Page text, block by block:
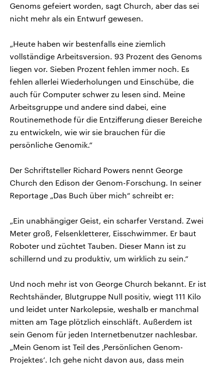
Genoms gefeiert worden, sagt Church, aber das sei
nicht mehr als ein Entwurf gewesen.
„Heute haben wir bestenfalls eine ziemlich
vollständige Arbeitsversion. 93 Prozent des Genoms
liegen vor. Sieben Prozent fehlen immer noch. Es
fehlen allerlei Wiederholungen und Einschübe, die
auch für Computer schwer zu lesen sind. Meine
Arbeitsgruppe und andere sind dabei, eine
Routinemethode für die Entzifferung dieser Bereiche
zu entwickeln, wie wir sie brauchen für die
persönliche Genomik.“
Der Schriftsteller Richard Powers nennt George
Church den Edison der Genom-Forschung. In seiner
Reportage „Das Buch über mich“ schreibt er:
„Ein unabhängiger Geist, ein scharfer Verstand. Zwei
Meter groß, Felsenkletterer, Eisschwimmer. Er baut
Roboter und züchtet Tauben. Dieser Mann ist zu
schillernd und zu produktiv, um wirklich zu sein.“
Und noch mehr ist von George Church bekannt. Er ist
Rechtshänder, Blutgruppe Null positiv, wiegt 111 Kilo
und leidet unter Narkolepsie, weshalb er manchmal
mitten am Tage plötzlich einschläft. Außerdem ist
sein Genom für jeden Internetbenutzer nachlesbar.
„Mein Genom ist Teil des ‚Persönlichen Genom-
Projektes‘. Ich gehe nicht davon aus, dass mein